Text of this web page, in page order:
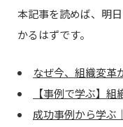
本記事を読めば、明
かるはずです。
なぜ今、組織変革
【事例で学ぶ】
成功事例から学ぶ